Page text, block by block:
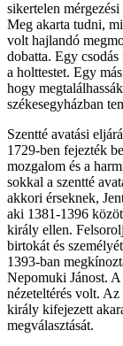
sikertelen
Meg akarta tudni,
volt hajlandó
dobatta. Egy
a holttestet. Egy
hogy
székesegyházban
Szentté avatási
1729-ben fejezték
mozgalom és a
sokkal a szentté
akkori érseknek,
aki 1381-1396
király ellen.
birtokát és
1393-ban
Nepomuki Jánost.
nézeteltérés volt.
király kifejezett
megválasztását.